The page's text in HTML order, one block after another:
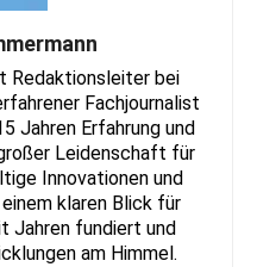
Redaktionsleiter bei
Fachjournalist
Jahren Erfahrung und
Leidenschaft für
Innovationen und
klaren Blick für
Jahren fundiert und
am Himmel.